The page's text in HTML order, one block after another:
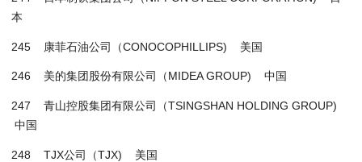
本
245 康菲石油公司（CONOCOPHILLIPS) 美国
246 美的集团股份有限公司（MIDEA GROUP) 中国
247 青山控股集团有限公司（TSINGSHAN HOLDING GROUP)
中国
248 TJX公司（TJX) 美国